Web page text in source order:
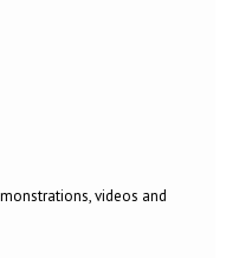
videos and